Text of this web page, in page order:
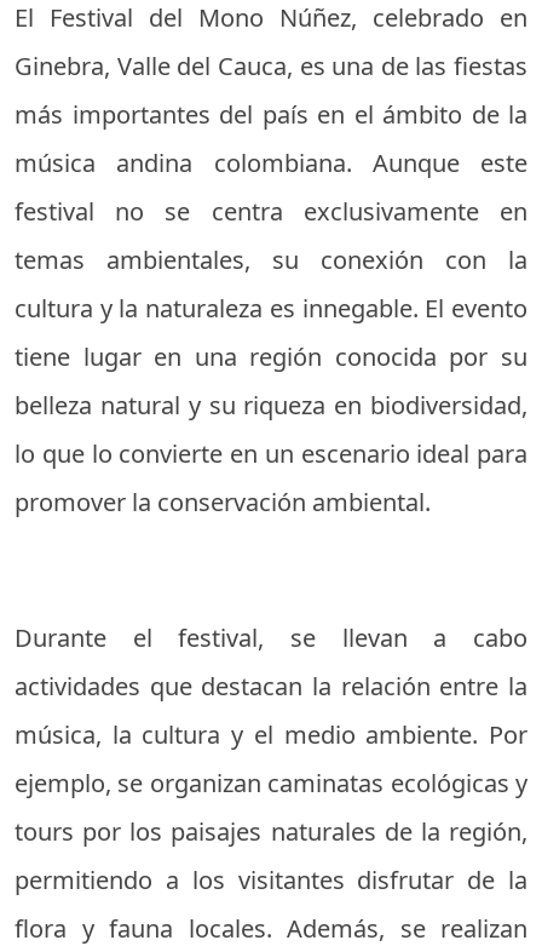
El Festival del Mono Núñez, celebrado en
Ginebra, Valle del Cauca, es una de las fiestas
más importantes del país en el ámbito de la
música andina colombiana. Aunque este
festival no se centra exclusivamente en
temas ambientales, su conexión con la
cultura y la naturaleza es innegable. El evento
tiene lugar en una región conocida por su
belleza natural y su riqueza en biodiversidad,
lo que lo convierte en un escenario ideal para
promover la conservación ambiental.
Durante el festival, se llevan a cabo
actividades que destacan la relación entre la
música, la cultura y el medio ambiente. Por
ejemplo, se organizan caminatas ecológicas y
tours por los paisajes naturales de la región,
permitiendo a los visitantes disfrutar de la
flora y fauna locales. Además, se realizan